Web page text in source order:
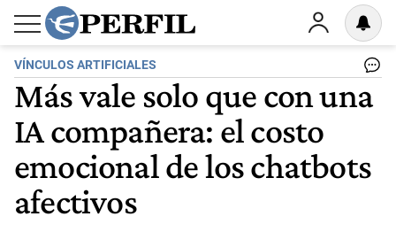
VÍNCULOS ARTIFICIALES
Más vale solo que con una
IA compañera: el costo
emocional de los chatbots
afectivos